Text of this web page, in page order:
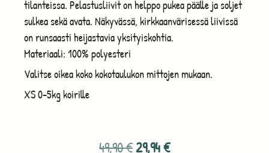
tilanteissa. Pelastusliivit on helppo pukea päälle ja soljet
sulkea sekä avata. Näkyvässä, kirkkaanvärisessä liivissä
on runsaasti heijastavia yksityiskohtia.
Materiaali: 100% polyesteri
Valitse oikea koko kokotaulukon mittojen mukaan.
XS 0-5kg koirille
49,90€29,94€